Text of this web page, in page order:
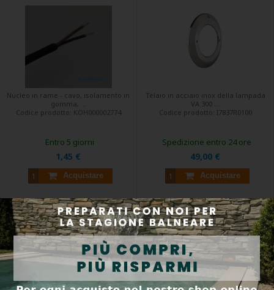
Nucleo in rame - cavo, isolamento in
gomma, ...
Codice prodotto: KOH000002774
1,45 €
Acquistare
Entro 5 giorni
Telaio in acciaio inox della lampada
VA 300 ...
Codice prodotto: I7837R0100
49,00 €
Acquistare
Spedizione entro 24 ore
Astralpool tubo flessibile di
collegamento 1 mt
Chiave di montaggio per
elemento di installazione per luci
Adagio/Spectravision